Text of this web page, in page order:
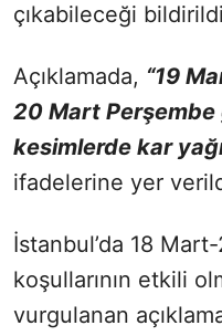
çıkabileceği
Açıklamada, “19
20 Mart
kesimlerde kar
ifadelerine yer
İstanbul’da 18
koşullarının etkili
vurgulanan